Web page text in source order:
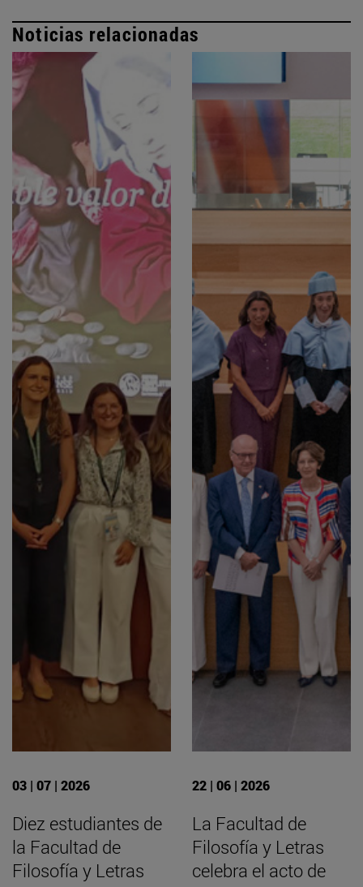
Noticias relacionadas
03 | 07 | 2026
Diez estudiantes de
la Facultad de
Filosofía y Letras
22 | 06 | 2026
La Facultad de
Filosofía y Letras
celebra el acto de